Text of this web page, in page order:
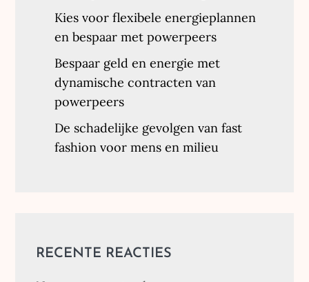
Kies voor flexibele energieplannen
en bespaar met powerpeers
Bespaar geld en energie met
dynamische contracten van
powerpeers
De schadelijke gevolgen van fast
fashion voor mens en milieu
RECENTE REACTIES